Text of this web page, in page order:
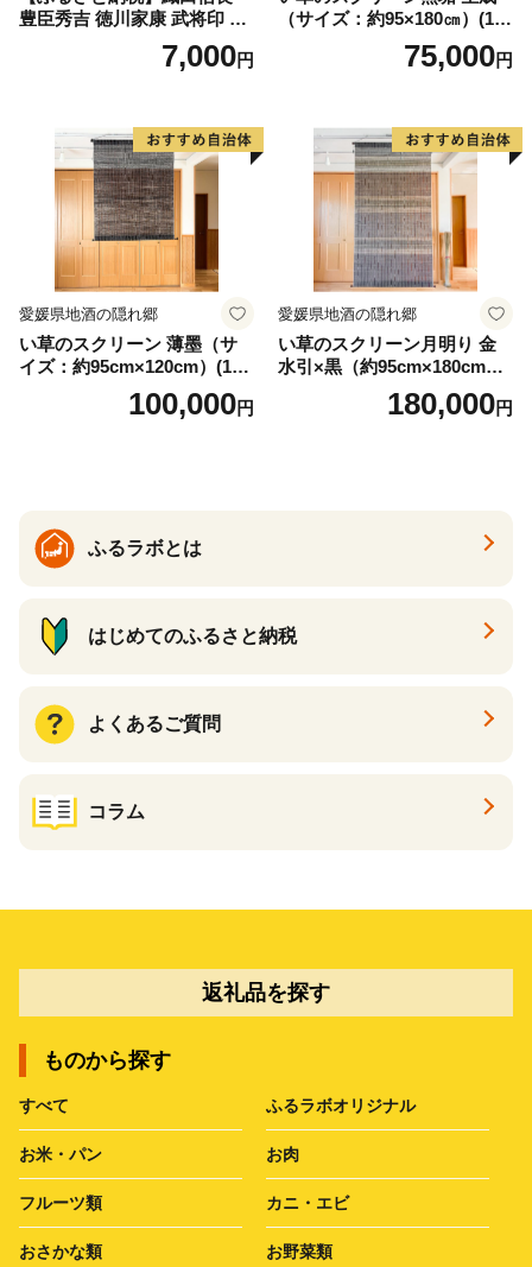
豊臣秀吉 徳川家康 武将印 花
押印 6枚 セット イラスト 戦
国 武将 小牧山城 墨絵 龍画師
グッズ 愛知県 小牧市 お取り
寄せ 送料無料
7,000円
（サイズ：約95×180㎝）(14
75,000円
愛媛県地酒の隠れ郷
い草のスクリーン 薄墨（サ
イズ：約95cm×120cm）(14
100,000円
愛媛県地酒の隠れ郷
い草のスクリーン月明り 金
水引×黒（約95cm×180cm）
180,000円
ふるラボとは
はじめてのふるさと納税
よくあるご質問
コラム
返礼品を探す
ものから探す
すべて ふるラボオリジナル
お米・パン お肉
フルーツ類 カニ・エビ
おさかな類 お野菜類